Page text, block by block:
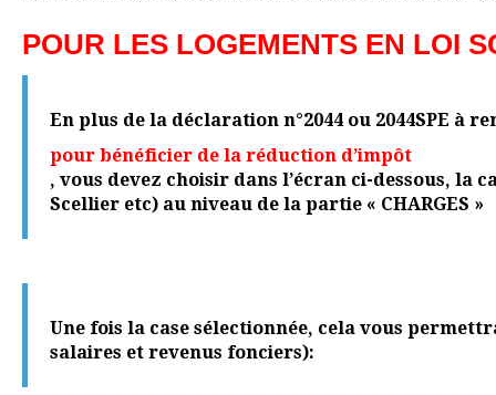
POUR LES LOGEMENTS EN LOI
En plus de la déclaration n°2044 ou 2044SPE
pour bénéficier de la réduction d’impôt
, vous devez choisir dans l’écran ci-dessous, la
Scellier etc) au niveau de la partie « CHARGES »
Une fois la case sélectionnée, cela vous
salaires et revenus fonciers):